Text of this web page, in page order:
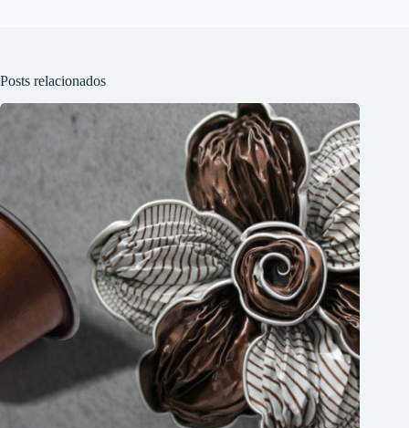
Posts relacionados